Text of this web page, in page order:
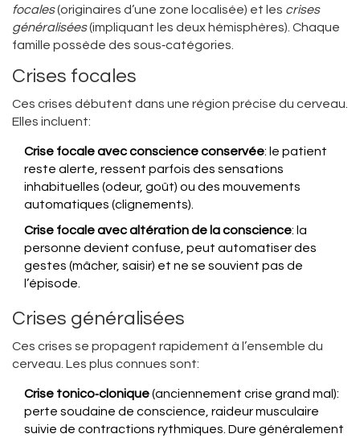
focales(originaires d’une zone localisée) et les crises
généralisées(impliquant les deux hémisphères). Chaque
famille possède des sous‑catégories.
Crises focales
Ces crises débutent dans une région précise du cerveau.
Elles incluent:
Crise focale avec conscience conservée: le patient
reste alerte, ressent parfois des sensations
inhabituelles (odeur, goût) ou des mouvements
automatiques (clignements).
Crise focale avec altération de la conscience: la
personne devient confuse, peut automatiser des
gestes (mâcher, saisir) et ne se souvient pas de
l’épisode.
Crises généralisées
Ces crises se propagent rapidement à l’ensemble du
cerveau. Les plus connues sont:
Crise tonico‑clonique(anciennement crise grand mal):
perte soudaine de conscience, raideur musculaire
suivie de contractions rythmiques. Dure généralement